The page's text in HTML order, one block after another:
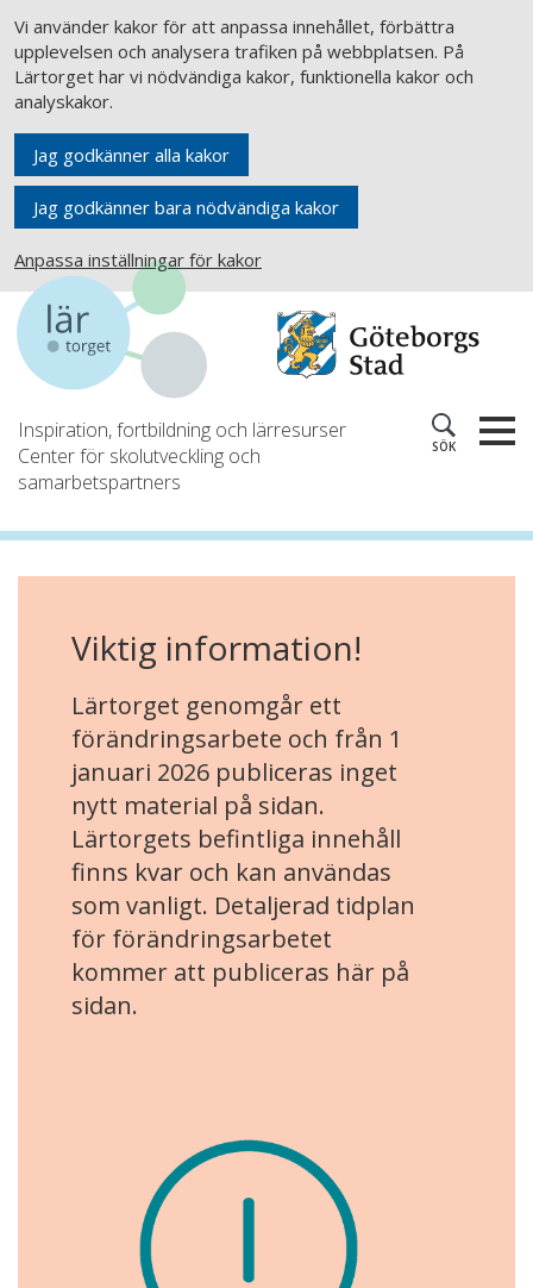
Vi använder kakor för att anpassa innehållet, förbättra
upplevelsen och analysera trafiken på webbplatsen. På
Lärtorget har vi nödvändiga kakor, funktionella kakor och
analyskakor.
Jag godkänner alla kakor
Jag godkänner bara nödvändiga kakor
Anpassa inställningar för kakor
Inspiration, fortbildning och lärresurser
Center för skolutveckling och
samarbetspartners
SÖK
Viktig information!
Lärtorget genomgår ett
förändringsarbete och från 1
januari 2026 publiceras inget
nytt material på sidan.
Lärtorgets befintliga innehåll
finns kvar och kan användas
som vanligt. Detaljerad tidplan
för förändringsarbetet
kommer att publiceras här på
sidan.